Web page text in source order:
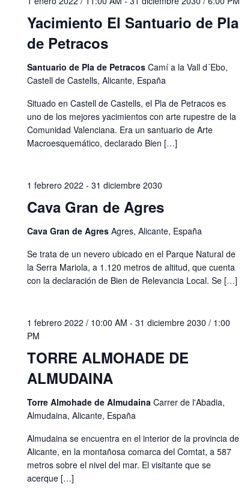
Yacimiento El Santuario de Pla
de Petracos
Santuario de Pla de PetracosCamí a la Vall d´Ebo,
Castell de Castells, Alicante, España
Situado en Castell de Castells, el Pla de Petracos es
uno de los mejores yacimientos con arte rupestre de la
Comunidad Valenciana. Era un santuario de Arte
Macroesquemático, declarado Bien […]
Cava Gran de Agres
1 febrero 2022 -31 diciembre 2030
Cava Gran de AgresAgres, Alicante, España
Se trata de un nevero ubicado en el Parque Natural de
la Serra Mariola, a 1.120 metros de altitud, que cuenta
con la declaración de Bien de Relevancia Local. Se […]
TORRE ALMOHADE DE
ALMUDAINA
1 febrero 2022 / 10:00 AM -31 diciembre 2030 / 1:00
PM
Torre Almohade de AlmudainaCarrer de l'Abadia,
Almudaina, Alicante, España
Almudaina se encuentra en el interior de la provincia de
Alicante, en la montañosa comarca del Comtat, a 587
metros sobre el nivel del mar. El visitante que se
acerque […]